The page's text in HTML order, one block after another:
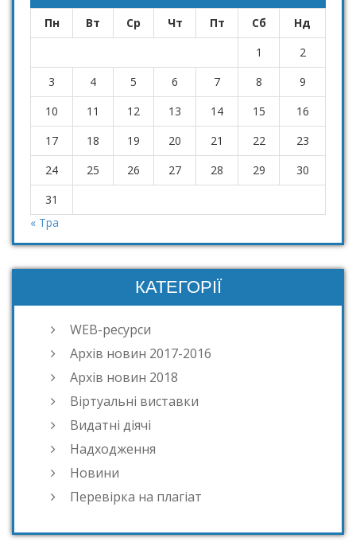
Пн Вт Ср Чт Пт Сб
Нд
1
2
3
4 5 6 7 8
9
10
11 12 13 14 15
16
17
18 19 20 21 22
23
24
25 26 27 28 29
30
31
« Тра
КАТЕГОРІЇ
WEB-ресурси
Архів новин 2017-2016
Архів новин 2018
Віртуальні виставки
Видатні діячі
Надходження
Новини
Перевірка на плагіат